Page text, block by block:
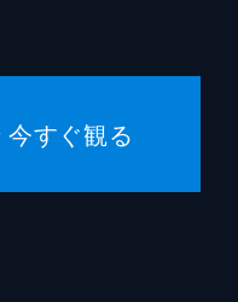
すぐ観る